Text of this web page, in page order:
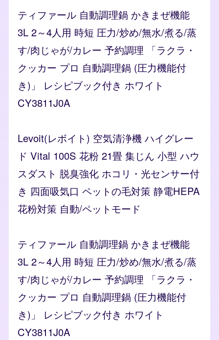
ティファール 自動調理鍋 かきまぜ機能
3L 2～4人用 時短 圧力/炒め/無水/煮る/蒸
す/肉じゃが/カレー 予約調理 「ラクラ・
クッカー プロ 自動調理鍋 (圧力機能付
き)」 レシピブック付き ホワイト
CY3811J0A
Levoit(レボイト) 空気清浄機 ハイグレー
ド Vital 100S 花粉 21畳 集じん 小型 ハウ
スダスト 脱臭強化 ホコリ・光センサー付
き 四面吸気口 ペットの毛対策 静電HEPA
花粉対策 自動/ペットモード
ティファール 自動調理鍋 かきまぜ機能
3L 2～4人用 時短 圧力/炒め/無水/煮る/蒸
す/肉じゃが/カレー 予約調理 「ラクラ・
クッカー プロ 自動調理鍋 (圧力機能付
き)」 レシピブック付き ホワイト
CY3811J0A